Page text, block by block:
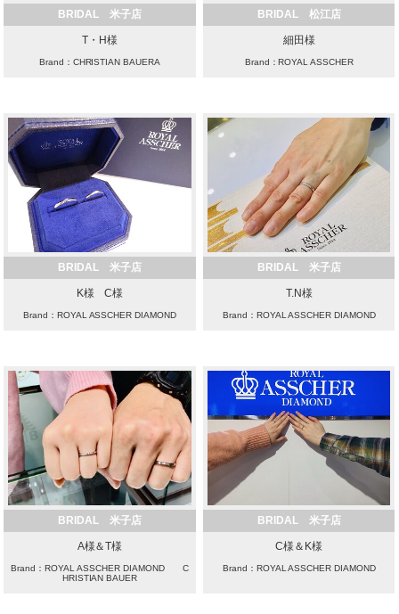
BRIDAL 米子店
T・H様
Brand：CHRISTIAN BAUERA
BRIDAL 松江店
細田様
Brand：ROYAL ASSCHER
BRIDAL 米子店
K様 C様
Brand：ROYAL ASSCHER DIAMOND
BRIDAL 米子店
T.N様
Brand：ROYAL ASSCHER DIAMOND
BRIDAL 米子店
A様＆T様
Brand：ROYAL ASSCHER DIAMOND C
HRISTIAN BAUER
BRIDAL 米子店
C様＆K様
Brand：ROYAL ASSCHER DIAMOND